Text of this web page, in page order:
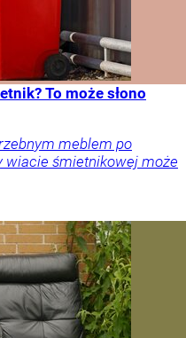
To może słono
meblem po
wiacie śmietnikowej może